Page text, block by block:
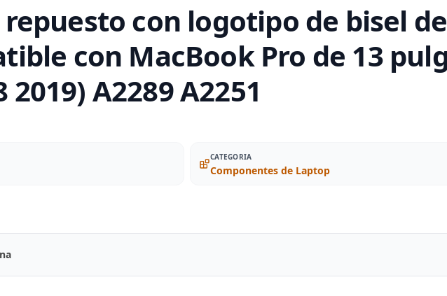
repuesto con logotipo de bisel
con MacBook Pro de 13
A2289 A2251
CATEGORIA
Componentes de Laptop